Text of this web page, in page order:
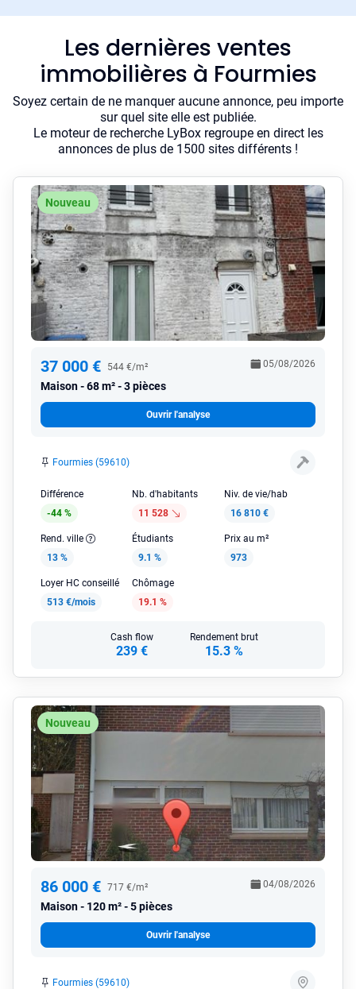
Les dernières ventes
immobilières à Fourmies
Soyez certain de ne manquer aucune annonce, peu importe
sur quel site elle est publiée.
Le moteur de recherche LyBox regroupe en direct les
annonces de plus de 1500 sites différents !
Nouveau
37 000 € 544 €/m²
Maison 68 m² - 3 pièces
05/08/2026
Ouvrir l'analyse
Fourmies (59610)
Différence
-44 %
Nb. d'habitants
11 528
Niv. de vie/hab
16 810 €
Rend. ville
13 %
Étudiants
9.1 %
Prix au m²
973
Loyer HC conseillé
513 €/mois
Chômage
19.1 %
Cash flow
239 €
Rendement brut
15.3 %
Nouveau
86 000 € 717 €/m²
Maison 120 m² - 5 pièces
04/08/2026
Ouvrir l'analyse
Fourmies (59610)